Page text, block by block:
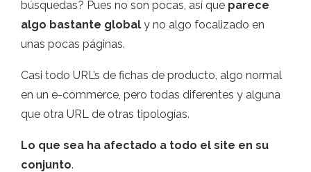
búsquedas? Pues no son pocas, así que parece
algo bastante global y no algo focalizado en
unas pocas páginas.
Casi todo URL’s de fichas de producto, algo normal
en un e-commerce, pero todas diferentes y alguna
que otra URL de otras tipologías.
Lo que sea ha afectado a todo el site en su
conjunto.